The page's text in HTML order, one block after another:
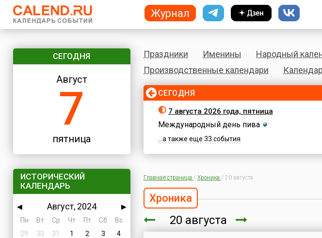
СЕГОДНЯ
Август
7
пятница
ИСТОРИЧЕСКИЙ
КАЛЕНДАРЬ
◀ Август, 2024
▶
Пн
Вт Ср Чт Пт Сб
Вс
29
30 31 1 2 3
4
Праздники Именины Народный
Производственные календари
СЕГОДНЯ
7 августа 2026 года, пятница
Международный день пива
...а также еще 33 события
Главная страница / Хроника / 20 августа
Хроника
20 августа
Журнал